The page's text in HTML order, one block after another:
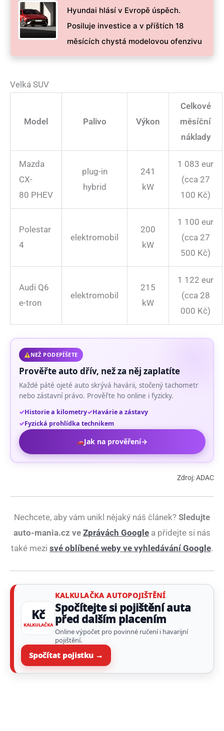
Hyundai hlásí v Evropě úspěch.
Posiluje investice a v příštích 18
měsících chystá modelovou ofenzivu
Velká SUV
Model Palivo Výkon
Celkové
měsíční
náklady
Mazda
CX-
80 PHEV
plug-in
hybrid
241
kW
1 083 eur
(cca 27
100 Kč)
Polestar
4
elektromobil
200
kW
1 100 eur
(cca 27
500 Kč)
Audi Q6
e-tron
elektromobil
215
kW
1 122 eur
(cca 28
000 Kč)
NEŽ PODEPÍŠETE
Prověřte auto dřív, než za něj zaplatíte
Každé páté ojeté auto skrývá havárii, stočený tachometr
nebo zástavní právo. Prověřte ho online i fyzicky.
Historie a kilometry
Havárie a zástavy
Fyzická prohlídka technikem
Jak na prověření→
Zdroj: ADAC
Nechcete, aby vám unikl nějaký náš článek? Sledujte
auto-mania.cz ve Zprávách Google a přidejte si nás
také mezi své oblíbené weby ve vyhledávání Google.
Kč
KALKULAČKA
KALKULAČKA AUTOPOJIŠTĚNÍ
Spočítejte si pojištění auta
před dalším placením
Online výpočet pro povinné ručení i havarijní
pojištění.
Spočítat pojistku →